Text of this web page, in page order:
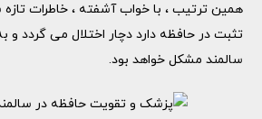
همین ترتیب ، با خواب آشفته ، خاطرات تازه
تثبت در حافظه دارد دچار اختلال می گردد و
سالمند مشکل خواهد بود.